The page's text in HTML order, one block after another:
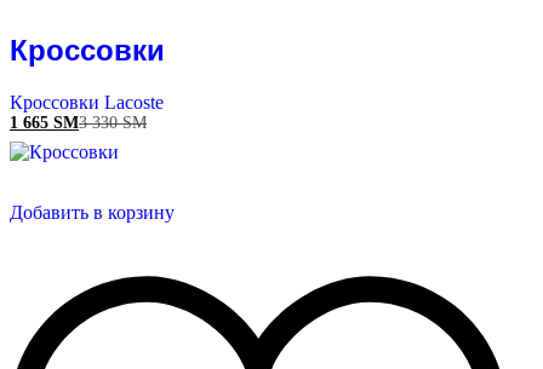
Кроссовки
Кроссовки Lacoste
1 665 ЅМ3 330ЅМ
Добавить в корзину